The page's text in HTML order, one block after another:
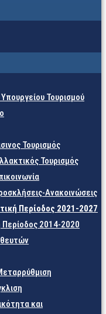
Τουρισμού
Τουρισμός
Τουρισμός
Ανακοινώσεις
Περίοδος 2021-2027
2014-2020
και